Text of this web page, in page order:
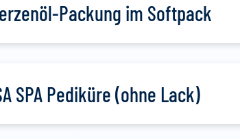
Packung im Softpack
SPA Pediküre (ohne Lack)